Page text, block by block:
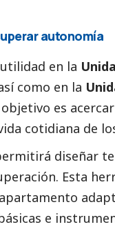
autonomía
en la
como en la
objetivo es
cotidiana de
diseñar
Esta
e